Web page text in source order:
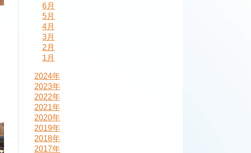
6月
5月
4月
3月
2月
1月
2024年
2023年
2022年
2021年
2020年
2019年
2018年
2017年